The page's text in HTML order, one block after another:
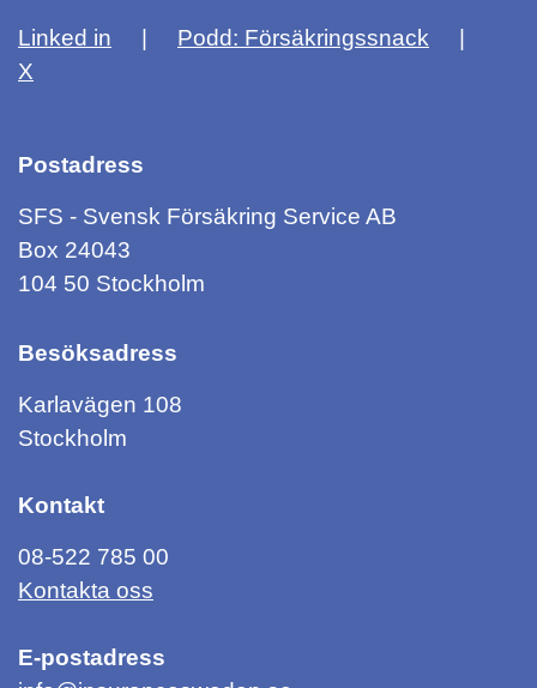
Linked in
Podd: Försäkringssnack
X
Postadress
SFS - Svensk Försäkring Service AB
Box 24043
104 50 Stockholm
Besöksadress
Karlavägen 108
Stockholm
Kontakt
08-522 785 00
Kontakta oss
E-postadress